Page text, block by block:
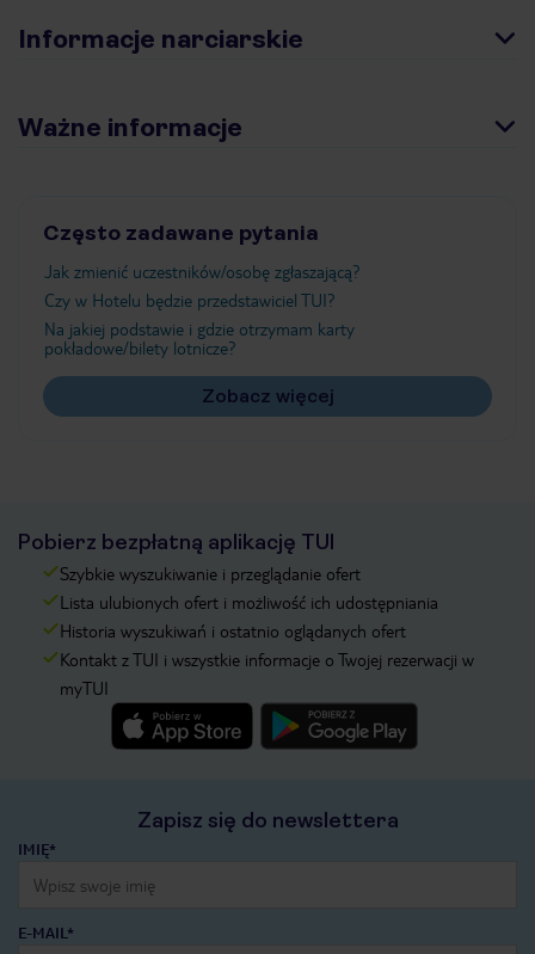
Informacje narciarskie
Ważne informacje
Często zadawane pytania
Jak zmienić uczestników/osobę zgłaszającą?
Czy w Hotelu będzie przedstawiciel TUI?
Na jakiej podstawie i gdzie otrzymam karty
pokładowe/bilety lotnicze?
Zobacz więcej
Pobierz bezpłatną aplikację TUI
Szybkie wyszukiwanie i przeglądanie ofert
Lista ulubionych ofert i możliwość ich udostępniania
Historia wyszukiwań i ostatnio oglądanych ofert
Kontakt z TUI i wszystkie informacje o Twojej rezerwacji w
myTUI
Zapisz się do newslettera
IMIĘ*
E-MAIL*